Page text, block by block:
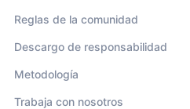
Reglas de la comunidad
Descargo de responsabilidad
Metodología
Trabaja con nosotros